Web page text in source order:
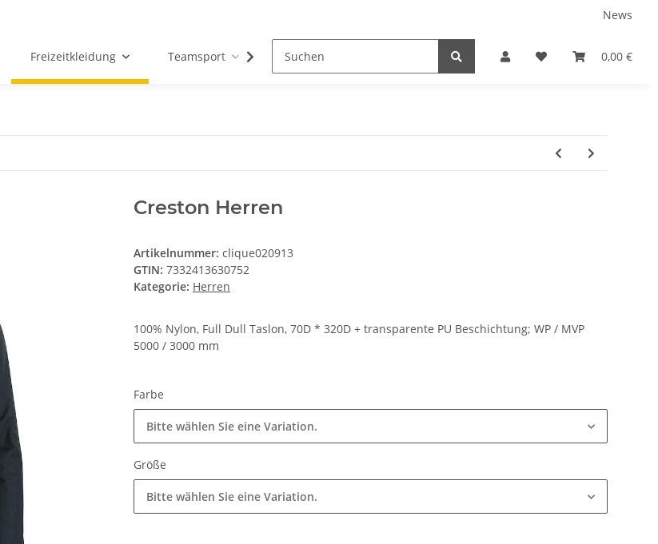
News
0,00 €
Freizeitkleidung Teamsport Partnershops
Creston Herren
Artikelnummer: clique020913
GTIN: 7332413630752
Kategorie: Herren
100% Nylon, Full Dull Taslon, 70D * 320D + transparente PU Beschichtung; WP / MVP
5000 / 3000 mm
Farbe
Bitte wählen Sie eine Variation.
Größe
Bitte wählen Sie eine Variation.